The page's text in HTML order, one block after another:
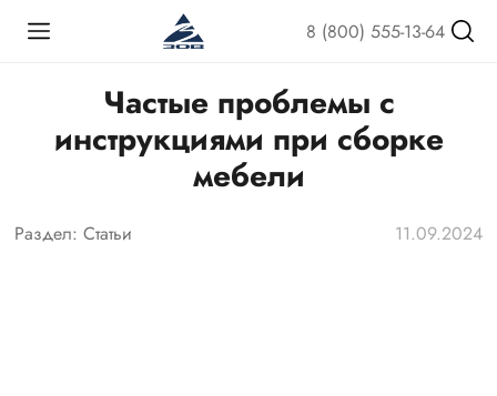
8 (800) 555-13-64
Частые проблемы с
инструкциями при сборке
мебели
Раздел:Статьи 11.09.2024